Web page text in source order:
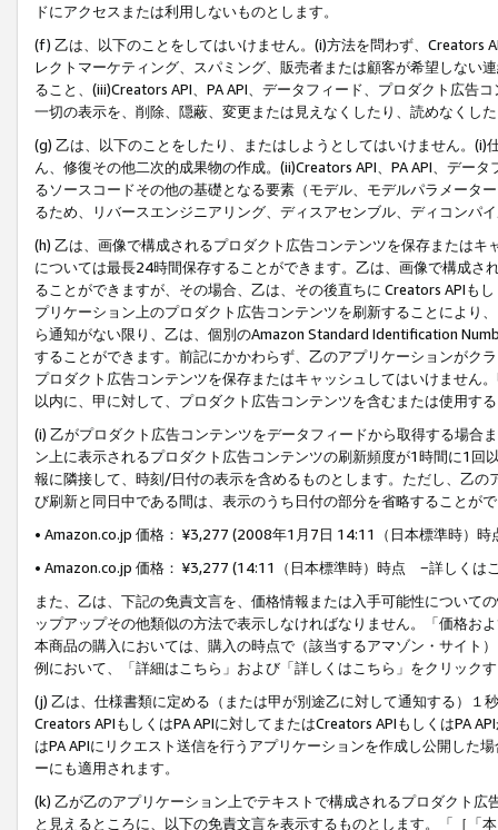
ドにアクセスまたは利用しないものとします。
(f) 乙は、以下のことをしてはいけません。(i)方法を問わず、Creators
レクトマーケティング、スパミング、販売者または顧客が希望しない
ること、(iii)Creators API、PA API、データフィード、プロダクト広告
一切の表示を、削除、隠蔽、変更または見えなくしたり、読めなくし
(g) 乙は、以下のことをしたり、またはしようとしてはいけません。
ん、修復その他二次的成果物の作成。(ii)Creators API、PA API、デー
るソースコードその他の基礎となる要素（モデル、モデルパラメータ
るため、リバースエンジニアリング、ディスアセンブル、ディコンパ
(h) 乙は、画像で構成されるプロダクト広告コンテンツを保存または
については最長24時間保存することができます。乙は、画像で構成
ることができますが、その場合、乙は、その後直ちに Creators APIも
プリケーション上のプロダクト広告コンテンツを刷新することにより
ら通知がない限り、乙は、個別のAmazon Standard Identification
することができます。前記にかかわらず、乙のアプリケーションがク
プロダクト広告コンテンツを保存またはキャッシュしてはいけません
以内に、甲に対して、プロダクト広告コンテンツを含むまたは使用す
(i) 乙がプロダクト広告コンテンツをデータフィードから取得する場合
ン上に表示されるプロダクト広告コンテンツの刷新頻度が1時間に1
報に隣接して、時刻/日付の表示を含めるものとします。ただし、乙
び刷新と同日中である間は、表示のうち日付の部分を省略することが
• Amazon.co.jp 価格： ¥3,277 (2008年1月7日 14:11（日本標準時）
• Amazon.co.jp 価格： ¥3,277 (14:11（日本標準時）時点 −詳しくは
また、乙は、下記の免責文言を、価格情報または入手可能性について
ップアップその他類似の方法で表示しなければなりません。「価格
本商品の購入においては、購入の時点で（該当するアマゾン・サイト
例において、「詳細はこちら」および「詳しくはこちら」をクリック
(j) 乙は、仕様書類に定める（または甲が別途乙に対して通知する）
Creators APIもしくはPA APIに対してまたはCreators APIもしくはPA
はPA APIにリクエスト送信を行うアプリケーションを作成し公開した
ーにも適用されます。
(k) 乙が乙のアプリケーション上でテキストで構成されるプロダクト
と見えるところに、以下の免責文言を表示するものとします。「［「